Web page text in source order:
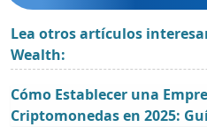
Lea otros artículos
Wealth:
Cómo Establecer una
Criptomonedas en 2025: